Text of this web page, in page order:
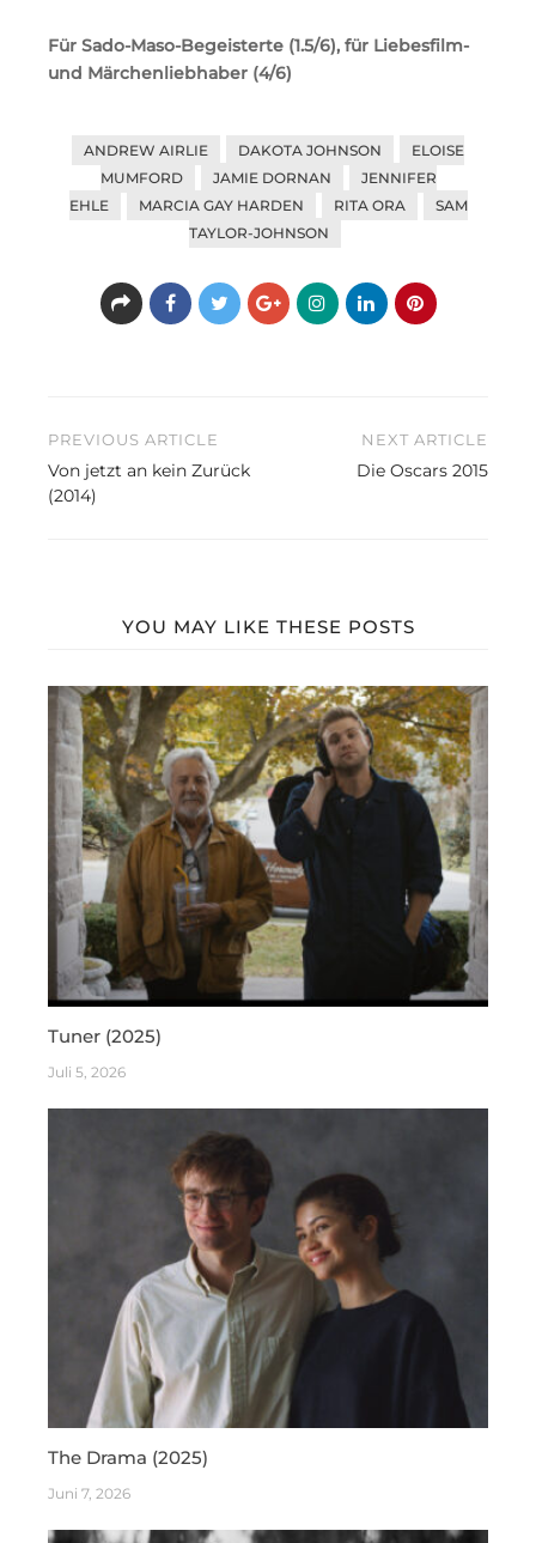
Für Sado-Maso-Begeisterte (1.5/6), für Liebesfilm-
und Märchenliebhaber (4/6)
ANDREW AIRLIE DAKOTA JOHNSON
ELOISE
MUMFORD
JAMIE DORNAN
JENNIFER
EHLE
MARCIA GAY HARDEN RITA ORA
SAM
TAYLOR-JOHNSON
Beitragsnavigation
PREVIOUS ARTICLE
Von jetzt an kein Zurück
(2014)
NEXT ARTICLE
Die Oscars 2015
YOU MAY LIKE THESE POSTS
Tuner (2025)
Juli 5, 2026
The Drama (2025)
Juni 7, 2026